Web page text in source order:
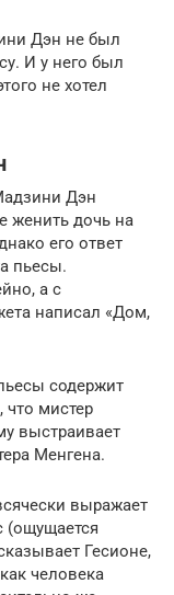
Дэн не был
И у него был
не хотел
Дэн
женить дочь на
его ответ
пьесы.
а с
написал «Дом,
содержит
что мистер
выстраивает
Менгена.
выражает
(ощущается
Гесионе,
человека